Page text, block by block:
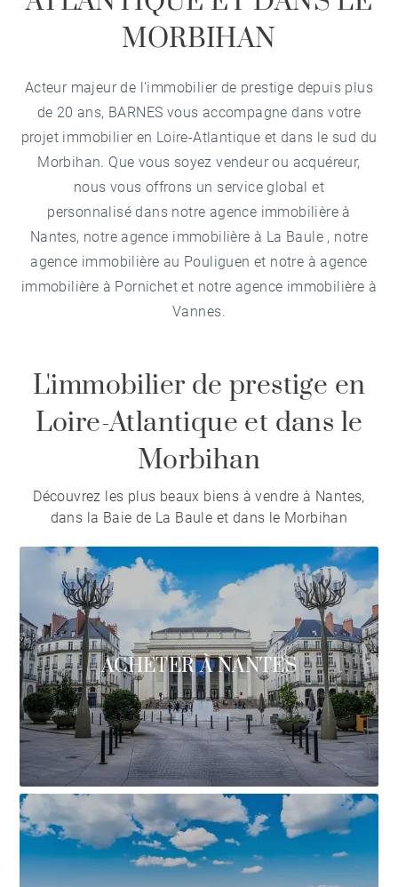
MORBIHAN
Acteur majeur de l'immobilier de prestige depuis plus
de 20 ans, BARNES vous accompagne dans votre
projet immobilier en Loire-Atlantique et dans le sud du
Morbihan. Que vous soyez vendeur ou acquéreur,
nous vous offrons un service global et
personnalisé dans notre agence immobilière à
Nantes, notreagence immobilière à La Baule , notre
agence immobilière au Pouliguen et notre àagence
immobilière à Pornichet et notreagence immobilière à
Vannes.
L'immobilier de prestige en
Loire-Atlantique et dans le
Morbihan
Découvrez les plus beaux biens à vendre à Nantes,
dans la Baie de La Baule et dans le Morbihan
ACHETER À NANTES